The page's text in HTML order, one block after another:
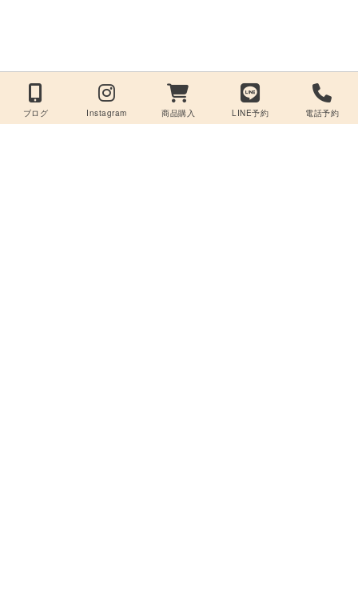
ブログ Instagram 商品購入 LINE予約 電話予約